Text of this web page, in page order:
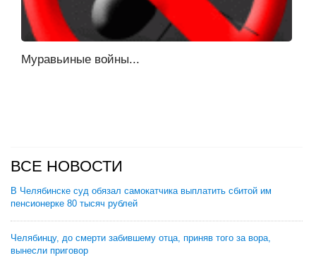
Муравьиные войны...
ВСЕ НОВОСТИ
В Челябинске суд обязал самокатчика выплатить сбитой им
пенсионерке 80 тысяч рублей
Челябинцу, до смерти забившему отца, приняв того за вора,
вынесли приговор